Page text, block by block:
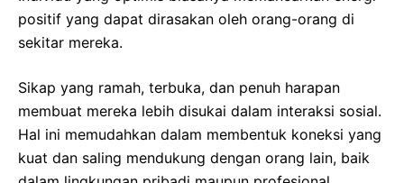
positif yang dapat dirasakan oleh orang-orang di
sekitar mereka.
Sikap yang ramah, terbuka, dan penuh harapan
membuat mereka lebih disukai dalam interaksi sosial.
Hal ini memudahkan dalam membentuk koneksi yang
kuat dan saling mendukung dengan orang lain, baik